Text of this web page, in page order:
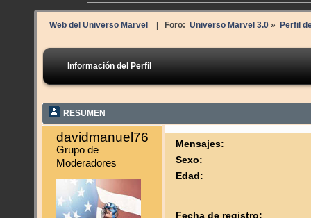
Web del Universo Marvel | Foro: Universo Marvel 3.0» Perfil
Información del Perfil
RESUMEN
Grupo de
Moderadores
Mensajes:
Sexo:
Edad:
Fecha de registro: